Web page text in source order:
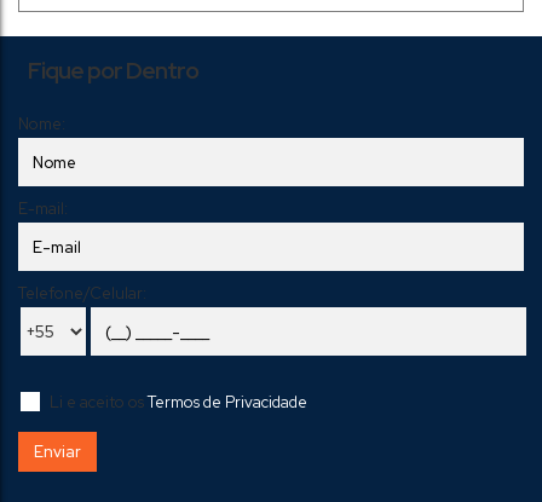
Fique por Dentro
Nome:
E-mail:
Telefone/Celular:
Li e aceito osTermos de Privacidade